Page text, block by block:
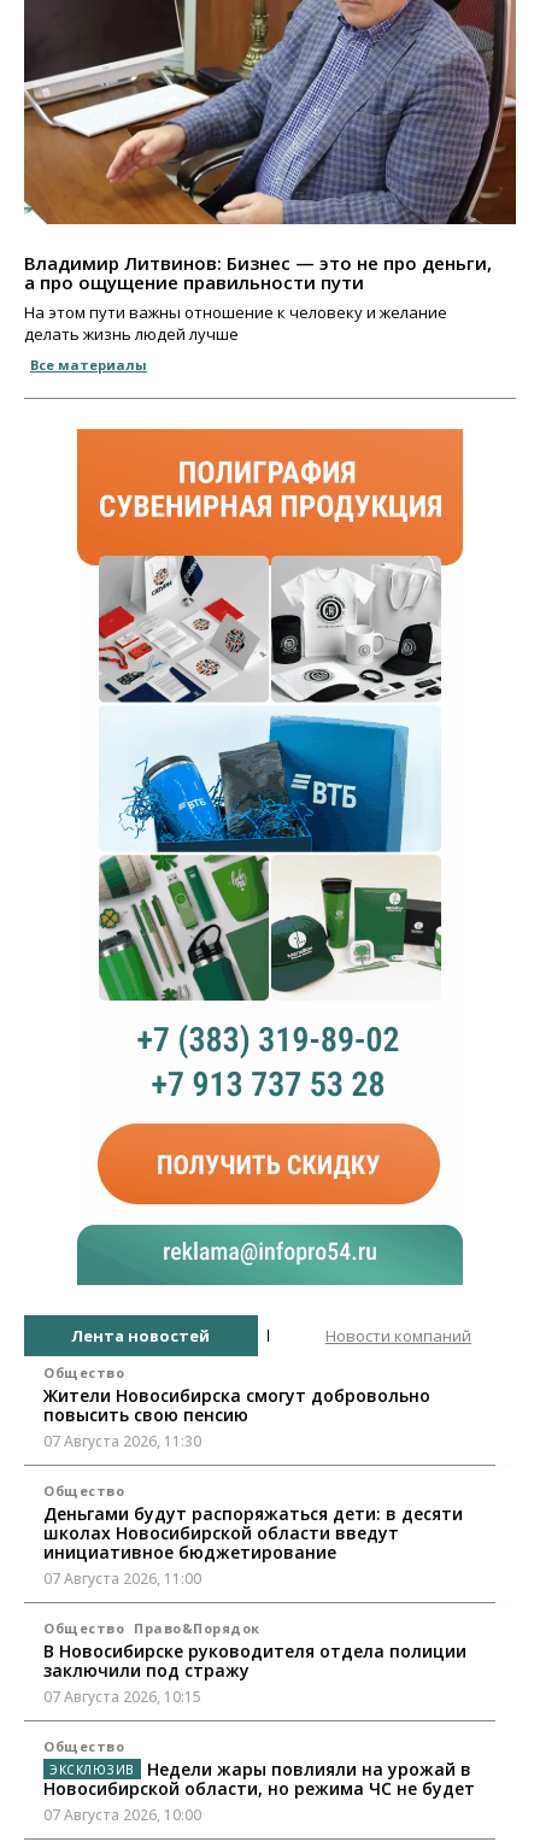
Владимир Литвинов: Бизнес — это не про деньги,
а про ощущение правильности пути
На этом пути важны отношение к человеку и желание
делать жизнь людей лучше
Все материалы
Лента новостей Новости компаний
Общество
Жители Новосибирска смогут добровольно
повысить свою пенсию
07 Августа 2026, 11:30
Общество
Деньгами будут распоряжаться дети: в десяти
школах Новосибирской области введут
инициативное бюджетирование
07 Августа 2026, 11:00
Общество Право&Порядок
В Новосибирске руководителя отдела полиции
заключили под стражу
07 Августа 2026, 10:15
Общество
Недели жары повлияли на урожай в
Новосибирской области, но режима ЧС не будет
07 Августа 2026, 10:00